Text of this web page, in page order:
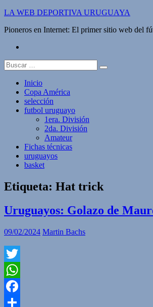
Saltar
contenido
LA WEB DEPORTIVA URUGUAYA
Pioneros en Internet: El primer sitio web del
Buscar:
Inicio
Copa América
selección
futbol uruguayo
1era. División
2da. División
Amateur
Fichas técnicas
uruguayos
basket
Etiqueta: Hat trick
Uruguayos: Golazo de
09/02/2024 Martin Bachs
Twitter
WhatsApp
Facebook